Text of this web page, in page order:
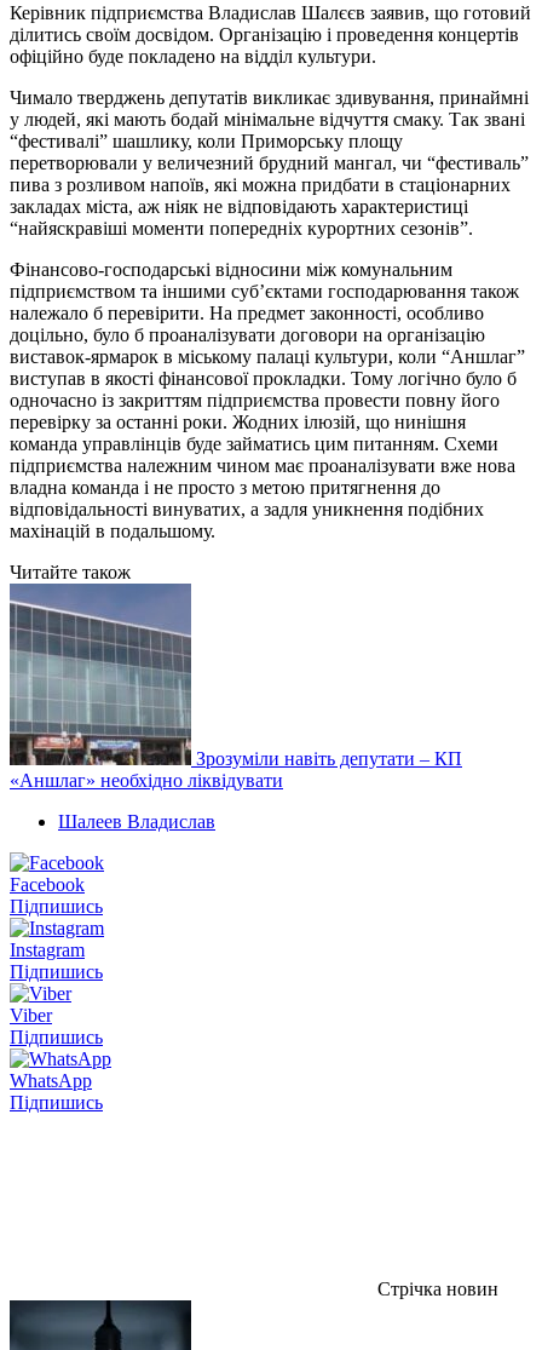
Керівник підприємства Владислав Шалєєв заявив, що готовий
ділитись своїм досвідом. Організацію і проведення концертів
офіційно буде покладено на відділ культури.
Чимало тверджень депутатів викликає здивування, принаймні
у людей, які мають бодай мінімальне відчуття смаку. Так звані
“фестивалі” шашлику, коли Приморську площу
перетворювали у величезний брудний мангал, чи “фестиваль”
пива з розливом напоїв, які можна придбати в стаціонарних
закладах міста, аж ніяк не відповідають характеристиці
“найяскравіші моменти попередніх курортних сезонів”.
Фінансово-господарські відносини між комунальним
підприємством та іншими суб’єктами господарювання також
належало б перевірити. На предмет законності, особливо
доцільно, було б проаналізувати договори на організацію
виставок-ярмарок в міському палаці культури, коли “Аншлаг”
виступав в якості фінансової прокладки. Тому логічно було б
одночасно із закриттям підприємства провести повну його
перевірку за останні роки. Жодних ілюзій, що нинішня
команда управлінців буде займатись цим питанням. Схеми
підприємства належним чином має проаналізувати вже нова
владна команда і не просто з метою притягнення до
відповідальності винуватих, а задля уникнення подібних
махінацій в подальшому.
Читайте також
Зрозуміли навіть депутати – КП
«Аншлаг» необхідно ліквідувати
Шалеев Владислав
Facebook
Підпишись
Instagram
Підпишись
Viber
Підпишись
WhatsApp
Підпишись
Стрічка новин